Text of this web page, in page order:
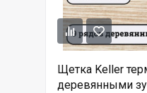
Щетка Keller
деревянными